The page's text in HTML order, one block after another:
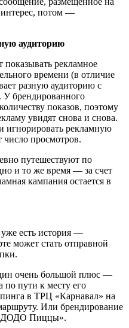
интерес, потом —
аудиторию
показывать рекламное
времени (в отличие
разную аудиторию с
У брендированного
показов, поэтому
увидят снова и снова.
игнорировать рекламную
просмотров.
путешествуют по
и то же время — за счет
кампания остается в
есть история —
может стать отправной
очень большой плюс —
по пути к месту его
в ТРЦ «Карнавал» на
Или брендирование
«ДОДО Пиццы».